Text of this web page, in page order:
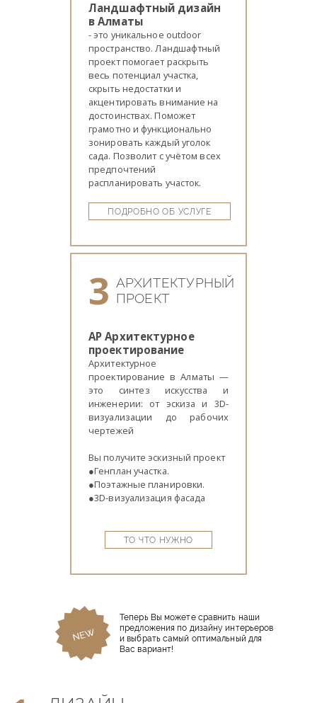
Ландшафтный дизайн
в Алматы
- это уникальное outdoor
пространство. Ландшафтный
проект помогает раскрыть
весь потенциал участка,
скрыть недостатки и
акцентировать внимание на
достоинствах. Поможет
грамотно и функционально
зонировать каждый уголок
сада. Позволит с учётом всех
предпочтений
распланировать участок.
ПОДРОБНО ОБ УСЛУГЕ
3 АРХИТЕКТУРНЫЙ
ПРОЕКТ
АР Архитектурное
проектирование
Архитектурное
проектирование в Алматы —
это синтез искусства и
инженерии: от эскиза и 3D-
визуализации до рабочих
чертежей
Вы получите эскизный проект
●Генплан участка.
●Поэтажные планировки.
●3D-визуализация фасада
ТО ЧТО НУЖНО
Теперь Вы можете сравнить наши
предложения по дизайну интерьеров
и выбрать самый оптимальный для
Вас вариант!